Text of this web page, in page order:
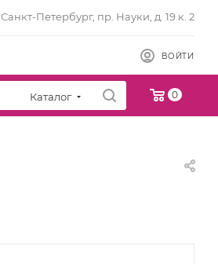
Санкт-Петербург, пр. Науки, д. 19 к. 2
ВОЙТИ
Каталог 0